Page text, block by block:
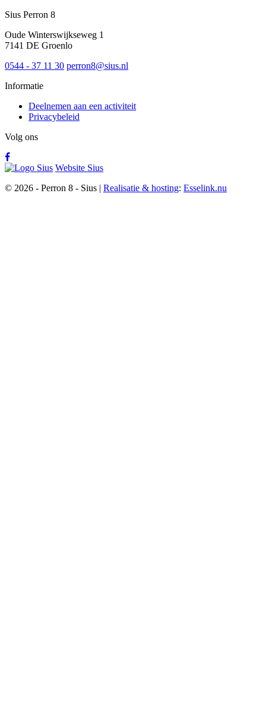
Sius Perron 8
Oude Winterswijkseweg 1
7141 DE Groenlo
0544 - 37 11 30 perron8@sius.nl
Informatie
Deelnemen aan een activiteit
Privacybeleid
Volg ons
Website Sius
© 2026 - Perron 8 - Sius | Realisatie & hosting: Esselink.nu